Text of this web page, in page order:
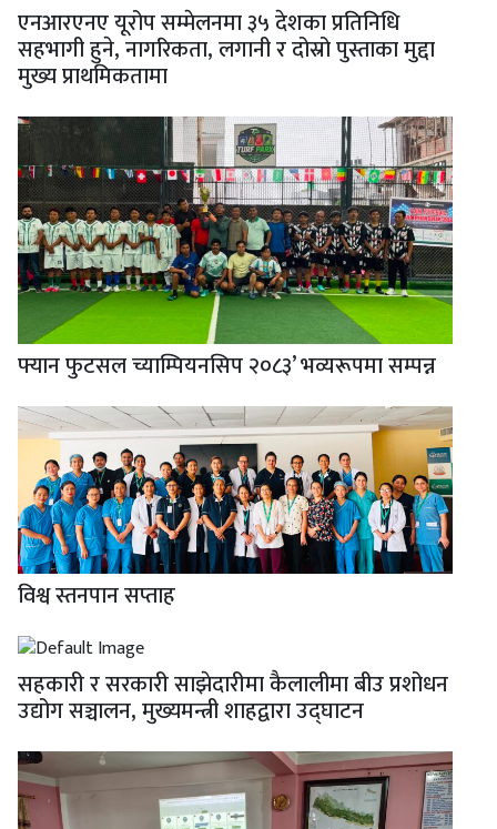
एनआरएनए यूरोप सम्मेलनमा ३५ देशका प्रतिनिधि
सहभागी हुने, नागरिकता, लगानी र दोस्रो पुस्ताका मुद्दा
मुख्य प्राथमिकतामा
फ्यान फुटसल च्याम्पियनसिप २०८३’ भव्यरूपमा सम्पन्न
विश्व स्तनपान सप्ताह
सहकारी र सरकारी साझेदारीमा कैलालीमा बीउ प्रशोधन
उद्योग सञ्चालन, मुख्यमन्त्री शाहद्वारा उद्घाटन